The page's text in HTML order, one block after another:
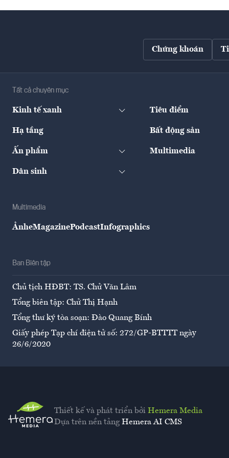
Chứng khoán
Tất cả chuyên mục
Kinh tế xanh Tiêu điểm
Hạ tầng Bất động sản
Ấn phẩm Multimedia
Dân sinh
Multimedia
ẢnheMagazinePodcastInfographics
Ban Biên tập
Chủ tịch HĐBT: TS. Chử Văn Lâm
Tổng biên tập: Chử Thị Hạnh
Tổng thư ký tòa soạn: Đào Quang Bính
Giấy phép Tạp chí điện tử số: 272/GP-BTTTT ngày
26/6/2020
Thiết kế và phát triển bởi Hemera Media
Dựa trên nền tảng Hemera AI CMS